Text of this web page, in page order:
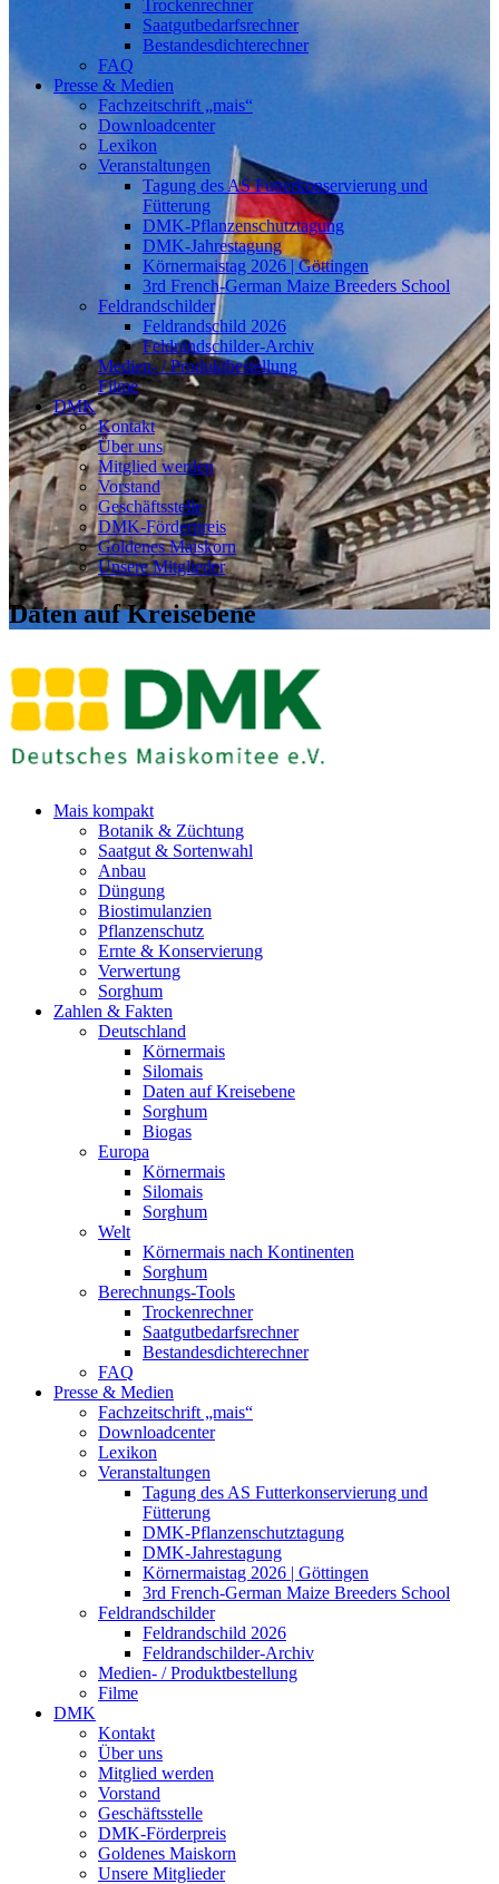
Trockenrechner
Saatgutbedarfsrechner
Bestandesdichterechner
FAQ
Presse & Medien
Fachzeitschrift „mais“
Downloadcenter
Lexikon
Veranstaltungen
Tagung des AS Futterkonservierung und
Fütterung
DMK-Pflanzenschutztagung
DMK-Jahrestagung
Körnermaistag 2026 | Göttingen
3rd French-German Maize Breeders School
Feldrandschilder
Feldrandschild 2026
Feldrandschilder-Archiv
Medien- / Produktbestellung
Filme
DMK
Kontakt
Über uns
Mitglied werden
Vorstand
Geschäftsstelle
DMK-Förderpreis
Goldenes Maiskorn
Unsere Mitglieder
Daten auf Kreisebene
Mais kompakt
Botanik & Züchtung
Saatgut & Sortenwahl
Anbau
Düngung
Biostimulanzien
Pflanzenschutz
Ernte & Konservierung
Verwertung
Sorghum
Zahlen & Fakten
Deutschland
Körnermais
Silomais
Daten auf Kreisebene
Sorghum
Biogas
Europa
Körnermais
Silomais
Sorghum
Welt
Körnermais nach Kontinenten
Sorghum
Berechnungs-Tools
Trockenrechner
Saatgutbedarfsrechner
Bestandesdichterechner
FAQ
Presse & Medien
Fachzeitschrift „mais“
Downloadcenter
Lexikon
Veranstaltungen
Tagung des AS Futterkonservierung und
Fütterung
DMK-Pflanzenschutztagung
DMK-Jahrestagung
Körnermaistag 2026 | Göttingen
3rd French-German Maize Breeders School
Feldrandschilder
Feldrandschild 2026
Feldrandschilder-Archiv
Medien- / Produktbestellung
Filme
DMK
Kontakt
Über uns
Mitglied werden
Vorstand
Geschäftsstelle
DMK-Förderpreis
Goldenes Maiskorn
Unsere Mitglieder